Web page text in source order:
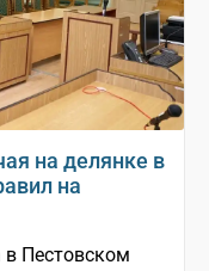
на делянке в
на
в Пестовском